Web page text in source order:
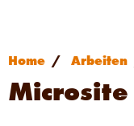
Home / Arbeiten
Microsite